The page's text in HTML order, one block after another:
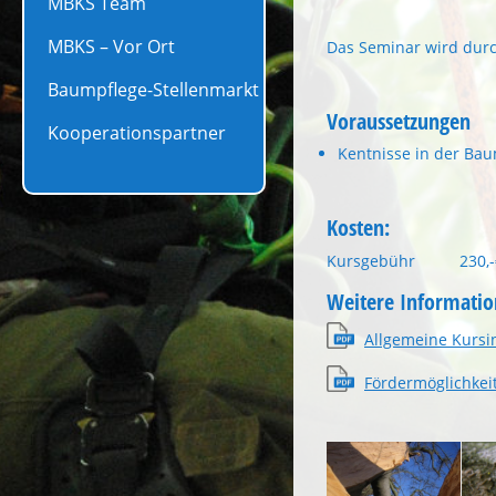
MBKS – Vor Ort
Baumpflege-Stellenmarkt
Kooperationspartner
Das Seminar wird
Voraussetzungen
Kentnisse in der
Kosten:
Kursgebühr 230,-€
Weitere
Allgemeine